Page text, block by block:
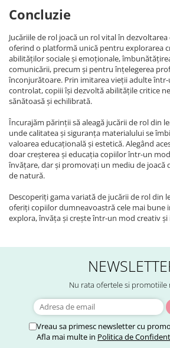
Concluzie
Jucăriile de rol joacă un rol vital în
oferind o platformă unică pentru explorarea
abilităților sociale și emoționale,
comunicării, precum și pentru înțelegerea
înconjurătoare. Prin imitarea vieții adulte într-
controlat, copiii își dezvoltă abilitățile critice
sănătoasă și echilibrată.
Încurajăm părinții să aleagă jucării de rol din
unde calitatea și siguranța materialului se
valoarea educațională și estetică. Alegând
doar creșterea și educația copiilor într-un
învățare, dar și promovați un mediu de joacă
de natură.
Descoperiți gama variată de jucării de rol din
oferiți copiilor dumneavoastră cele mai bune
explora, învăța și crește într-un mod creativ
Nu rata ofertele si promotiile
Vreau sa primesc newsletter cu
Afla mai multe in Politica de